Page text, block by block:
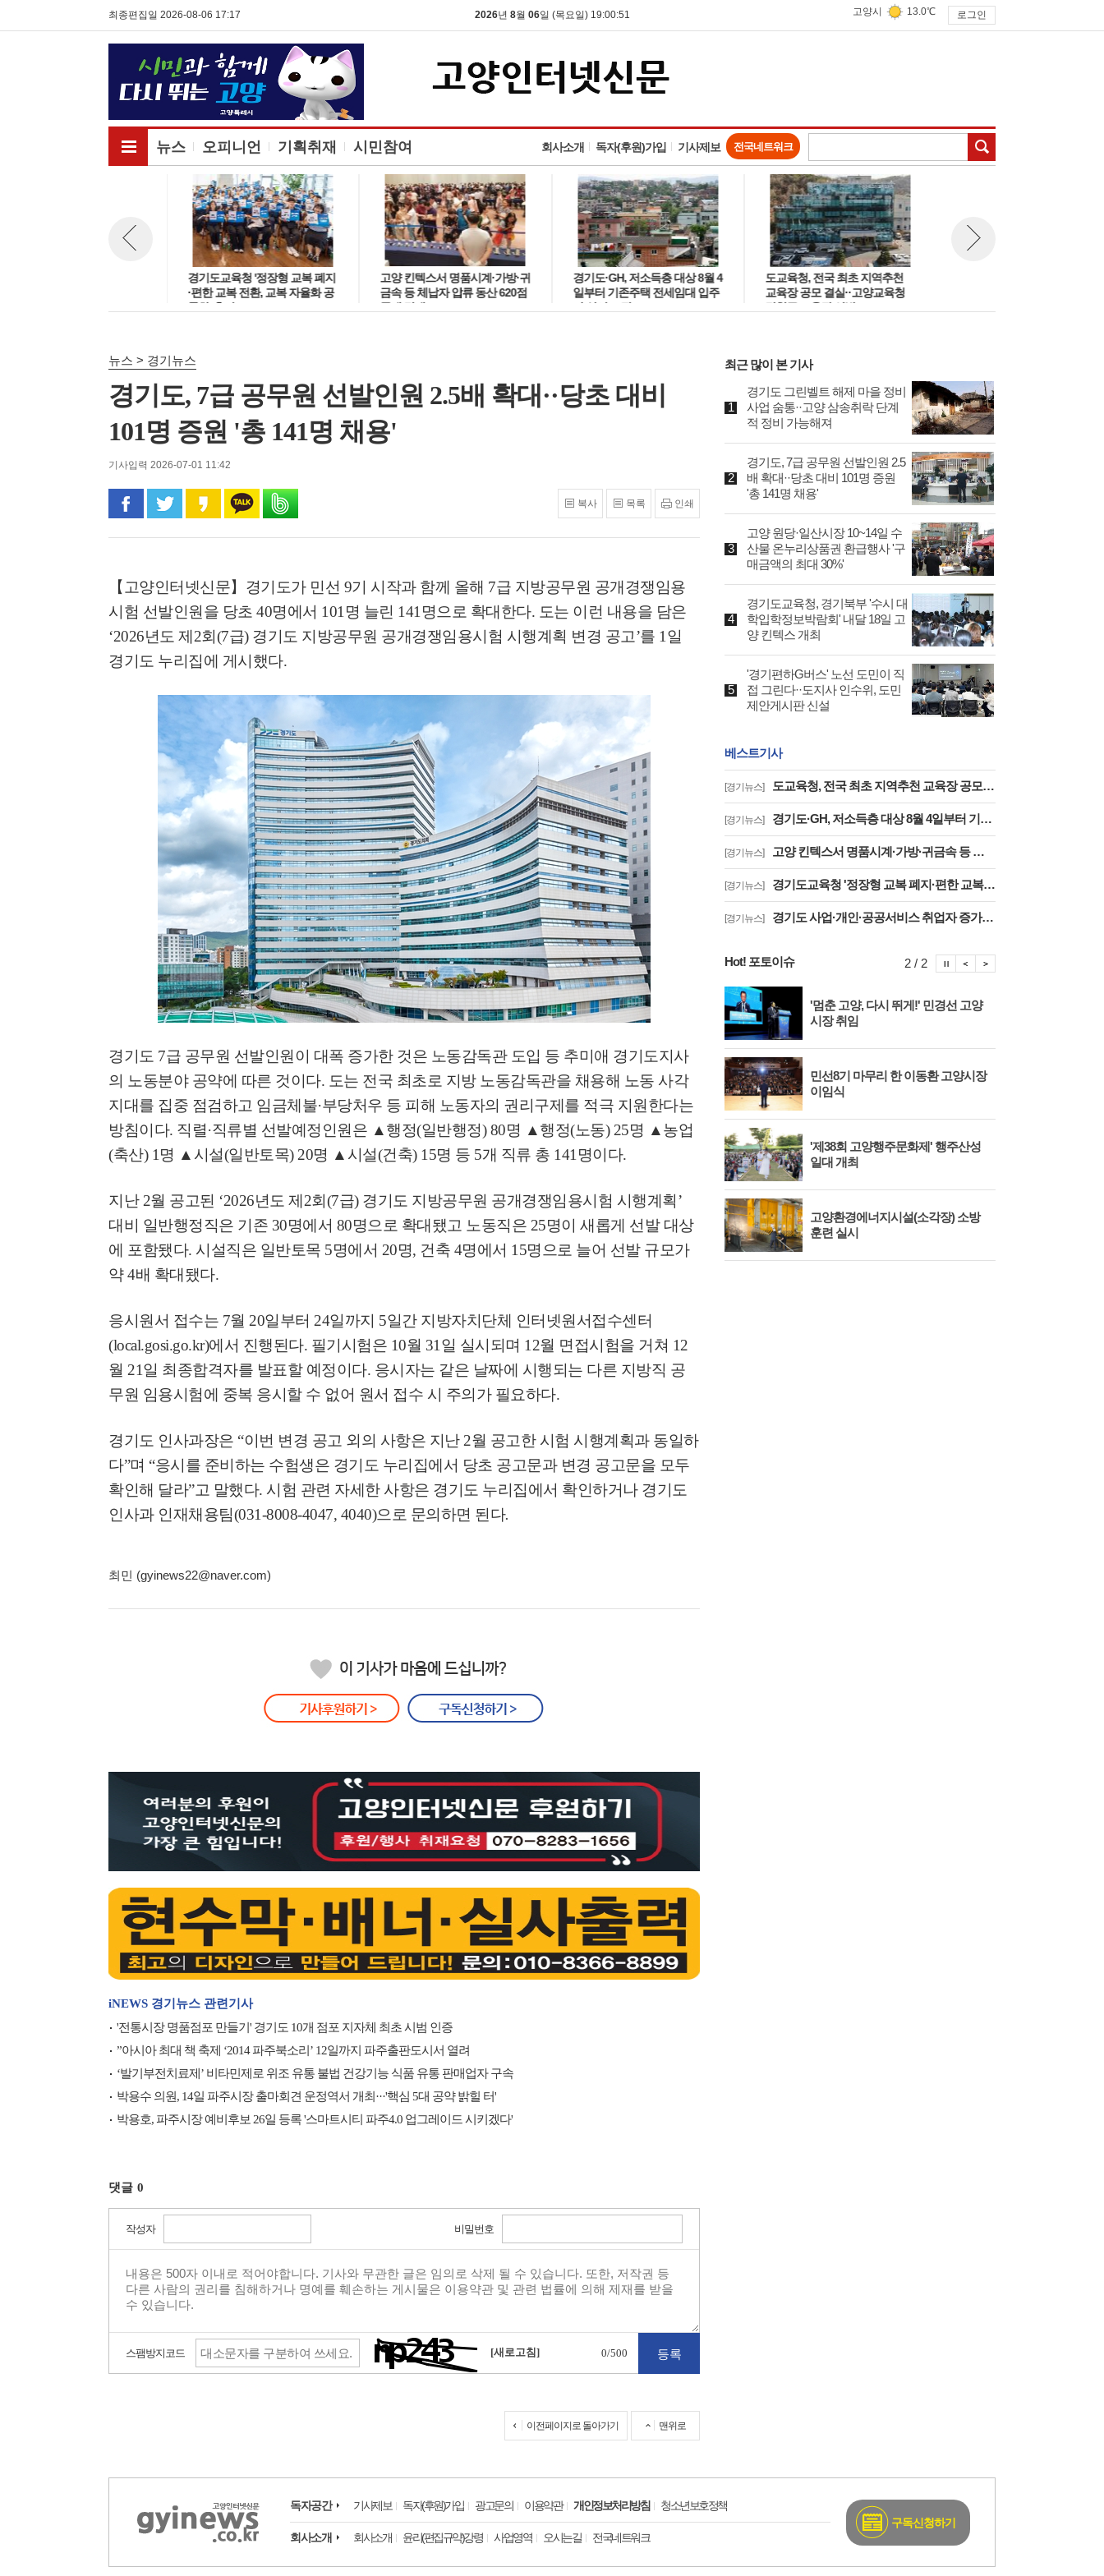
최종편집일 2026-08-06 17:17 2026년 8월 06일 (목요일) 19:00:53 고양시 13.0℃ 로그인
뉴스 오피니언 기획취재 시민참여 회사소개 독자(후원)가입 기사제보 전국네트워크
전체메뉴보기
경기도교육청 '정장형 교복 폐지
·편한 교복 전환, 교복 자율화 공
론화' 추진
고양 킨텍스서 명품시계·가방·귀
금속 등 체납자 압류 동산 620점
공개 경매
경기도·GH, 저소득층 대상 8월 4
일부터 기존주택 전세임대 입주
자 상시 모집
도교육청, 전국 최초 지역추천
교육장 공모 결실··고양교육청
강현주 교육장 선발
뉴스 > 경기뉴스
경기도, 7급 공무원 선발인원 2.5배 확대··당초 대비
101명 증원 '총 141명 채용'
기사입력 2026-07-01 11:42
페이스북으로 공유
트위터로 공유카카오 스토리로 공유
카카오톡으로 공유
복사 목록 인쇄
【고양인터넷신문】 경기도가 민선 9기 시작과 함께 올해 7급 지방공무원 공개경쟁임용
시험 선발인원을 당초 40명에서 101 명 늘린 141 명으로 확대한다. 도는 이런 내용을 담은
‘2026년도 제 2회 (7급) 경기도 지방공무원 공개경쟁임용시험 시행계획 변경 공고’를 1 일
경기도 누리집에 게시했다.
경기도 7급 공무원 선발인원이 대폭 증가한 것은 노동감독관 도입 등 추미애 경기도지사
의 노동분야 공약에 따른 것이다. 도는 전국 최초로 지방 노동감독관을 채용해 노동 사각
지대를 집중 점검하고 임금체불·부당처우 등 피해 노동자의 권리구제를 적극 지원한다는
방침이다. 직렬·직류별 선발예정인원은 ▲행정(일반행정) 80명 ▲행정(노동) 25명 ▲농업
(축산) 1 명 ▲ 시설(일반토목) 20명 ▲ 시설(건축) 15명 등 5개 직류 총 141 명이다.
지난 2월 공고된 ‘2026년도 제 2회 (7급) 경기도 지방공무원 공개경쟁임용시험 시행계획’
대비 일반행정직은 기존 30명에서 80명으로 확대됐고 노동직은 25명이 새롭게 선발 대상
에 포함됐다. 시설직은 일반토목 5명에서 20명, 건축 4명에서 15명으로 늘어 선발 규모가
약4배 확대됐다.
응시원서 접수는 7월 20일부터 24일까지 5일간 지방자치단체 인터넷원서접수센터
(local.gosi.go.kr)에서 진행된다. 필기시험은 10월 31 일 실시되며 12월 면접시험을 거쳐 12
월 21일 최종합격자를 발표할 예정이다. 응시자는 같은 날짜에 시행되는 다른 지방직 공
무원 임용시험에 중복 응시할 수 없어 원서 접수 시 주의가 필요하다.
경기도 인사과장은 “이번 변경 공고 외의 사항은 지난 2월 공고한 시험 시행계획과 동일하
다”며 “응시를 준비하는 수험생은 경기도 누리집에서 당초 공고문과 변경 공고문을 모두
확인해 달라”고 말했다. 시험 관련 자세한 사항은 경기도 누리집에서 확인하거나 경기도
인사과 인재채용팀(031-8008-4047, 4040)으로 문의하면 된다.
최민 (gyinews22@naver.com)
iNEWS 경기뉴스 관련기사
'전통시장 명품점포 만들기' 경기도 10개 점포 지자체 최초 시범 인증
”아시아 최대 책 축제 ‘2014 파주북소리’ 12일까지 파주출판도시서 열려
‘발기부전치료제’ 비타민제로 위조 유통 불법 건강기능 식품 유통 판매업자 구속
박용수 의원, 14일 파주시장 출마회견 운정역서 개최···'핵심 5대 공약 밝힐 터'
박용호, 파주시장 예비후보 26일 등록 '스마트시티 파주4.0 업그레이드 시키겠다'
댓글 0
작성자 비밀번호
스팸방지코드 [새로고침] 0/500
이전페이지로 돌아가기 맨위로
최근 많이 본 기사
경기도 그린벨트 해제 마을 정비
사업 숨통··고양 삼송취락 단계
적 정비 가능해져
경기도, 7급 공무원 선발인원 2.5
배 확대··당초 대비 101명 증원
'총 141명 채용'
고양 원당·일산시장 10~14일 수
산물 온누리상품권 환급행사 '구
매금액의 최대 30%'
경기도교육청, 경기북부 '수시 대
학입학정보박람회' 내달 18일 고
양 킨텍스 개최
'경기편하G버스' 노선 도민이 직
접 그린다··도지사 인수위, 도민
제안게시판 신설
베스트기사
[경기뉴스] 도교육청, 전국 최초 지역추천 교육장 공모 결실··고양교육청 강현주 교육장 선발
[경기뉴스] 경기도·GH, 저소득층 대상 8월 4일부터 기존주택 전세임대 입주자 상시 모집
[경기뉴스] 고양 킨텍스서 명품시계·가방·귀금속 등 체납자 압류 동산 620점 공개 경매
[경기뉴스] 경기도교육청 '정장형 교복 폐지·편한 교복 전환, 교복 자율화 공론화' 추진
[경기뉴스] 경기도 사업·개인·공공서비스 취업자 증가율 하락 '보건업 성장 둔화가 주원인'
Hot! 포토이슈
'멈춘 고양, 다시 뛰게!' 민경선 고양
시장 취임
민선8기 마무리 한 이동환 고양시장
이임식
'제38회 고양행주문화제' 행주산성
일대 개최
고양환경에너지시설(소각장) 소방
훈련 실시
고양시 폭염특보에 '도로 살수차' 전
면 가동
물향기수목원 무궁화 절정 '50여 품
종 감상'
민경선 시장, 2026 고양시장배 볼링
대회 시구
제30회 고양특례시장기 배드민턴대
회 개최
'멈춘 고양, 다시 뛰게!' 민경선 고양
시장 취임
민선8기 마무리 한 이동환 고양시장
이임식
'제38회 고양행주문화제' 행주산성
일대 개최
고양환경에너지시설(소각장) 소방
훈련 실시
2 / 2 포토이슈 이전보기
포토이슈 정지
독자공간 기사제보 독자(후원)가입 광고문의 이용약관 개인정보처리방침 청소년보호정책
회사소개 회사소개 윤리(편집규약)강령 사업영역 오시는길 전국네트워크
구독신청하기